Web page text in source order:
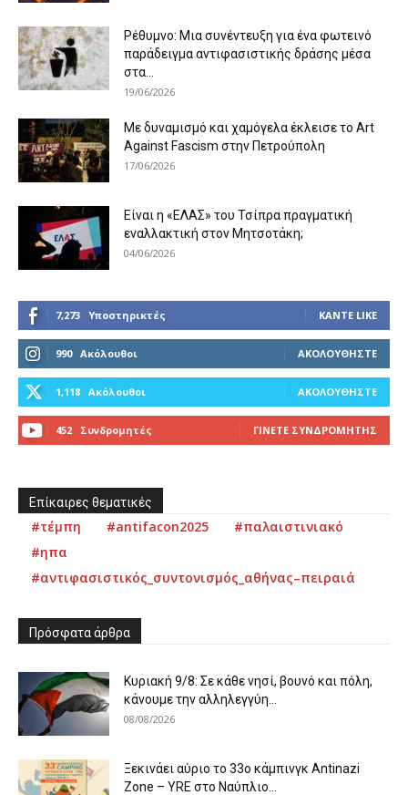
Ρέθυμνο: Μια συνέντευξη για ένα φωτεινό
παράδειγμα αντιφασιστικής δράσης μέσα
στα...
19/06/2026
Με δυναμισμό και χαμόγελα έκλεισε το Art
Against Fascism στην Πετρούπολη
17/06/2026
Είναι η «ΕΛΑΣ» του Τσίπρα πραγματική
εναλλακτική στον Μητσοτάκη;
04/06/2026
7,273 Υποστηρικτές ΚΆΝΤΕ LIKE
990 Ακόλουθοι ΑΚΟΛΟΥΘΉΣΤΕ
1,118 Ακόλουθοι ΑΚΟΛΟΥΘΉΣΤΕ
452 Συνδρομητές ΓΊΝΕΤΕ ΣΥΝΔΡΟΜΗΤΉΣ
Επίκαιρες θεματικές
#τέμπη #antifacon2025
#παλαιστινιακό
#ηπα
#αντιφασιστικός_συντονισμός_αθήνας–πειραιά
Πρόσφατα άρθρα
Κυριακή 9/8: Σε κάθε νησί, βουνό και πόλη,
κάνουμε την αλληλεγγύη...
08/08/2026
Ξεκινάει αύριο το 33ο κάμπινγκ Antinazi
Zone – YRE στο Ναύπλιο...